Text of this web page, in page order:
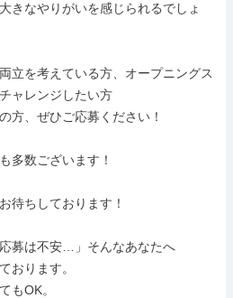
きなやりがいを感じられるでしょ
立を考えている方、オープニングス
ャレンジしたい方
方、ぜひご応募ください！
多数ございます！
待ちしております！
募は不安…」そんなあなたへ
おります。
もOK。